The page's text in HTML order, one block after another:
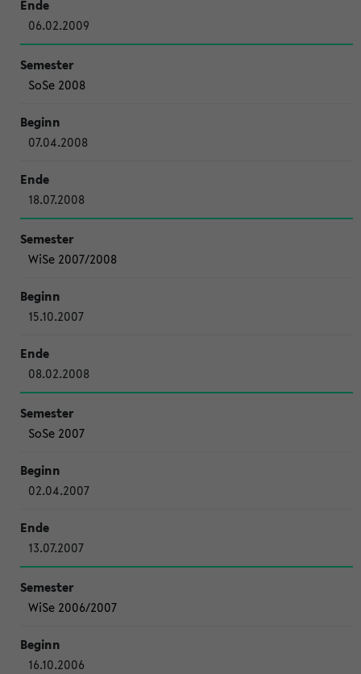
06.02.2009
SoSe 2008
07.04.2008
18.07.2008
WiSe 2007/2008
15.10.2007
08.02.2008
SoSe 2007
02.04.2007
13.07.2007
WiSe 2006/2007
16.10.2006